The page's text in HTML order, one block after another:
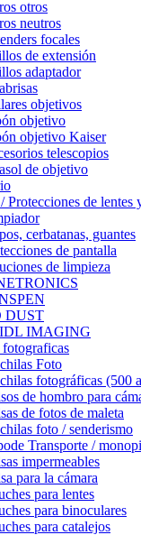
otros
neutros
focales
de extensión
adaptador
objetivos
objetivo
objetivo Kaiser
telescopios
de objetivo
Protecciones de lentes
cerbatanas, guantes
de pantalla
de limpieza
DUST
IMAGING
Foto
fotográficas (500
de hombro para
de fotos de maleta
foto / senderismo
Transporte /
impermeables
para la cámara
para lentes
para binoculares
para catalejos